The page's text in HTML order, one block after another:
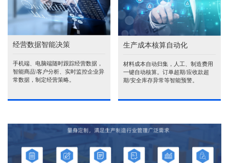
经营数据智能决策
手机端、电脑端随时跟踪经营数据，
智能商品\客户分析、实时监控企业异
常数据，制定经营策略。
生产成本核算自动化
材料成本自动归集，人工、制造费用
一键自动核算。订单超期/应收款超
期/安全库存异常等智能预警。